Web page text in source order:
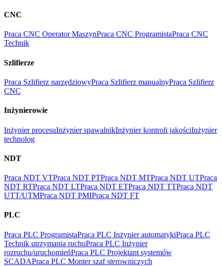
CNC
Praca CNC Operator MaszynPraca CNC ProgramistaPraca CNC
Technik
Szlifierze
Praca Szlifierz narzędziowyPraca Szlifierz manualnyPraca Szlifierz
CNC
Inżynierowie
Inżynier procesuInżynier spawalnikInżynier kontroli jakościInżynier
technolog
NDT
Praca NDT VTPraca NDT PTPraca NDT MTPraca NDT UTPraca
NDT RTPraca NDT LTPraca NDT ETPraca NDT TTPraca NDT
UTT/UTMPraca NDT PMIPraca NDT FT
PLC
Praca PLC ProgramistaPraca PLC Inżynier automatykiPraca PLC
Technik utrzymania ruchuPraca PLC Inżynier
rozruchu/uruchomieńPraca PLC Projektant systemów
SCADAPraca PLC Monter szaf sterowniczych